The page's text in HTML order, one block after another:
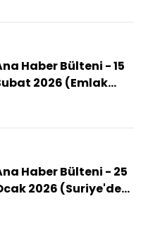
Haber Bülteni - 15
2026 (Emlak
Haber Bülteni - 25
2026 (Suriye'de